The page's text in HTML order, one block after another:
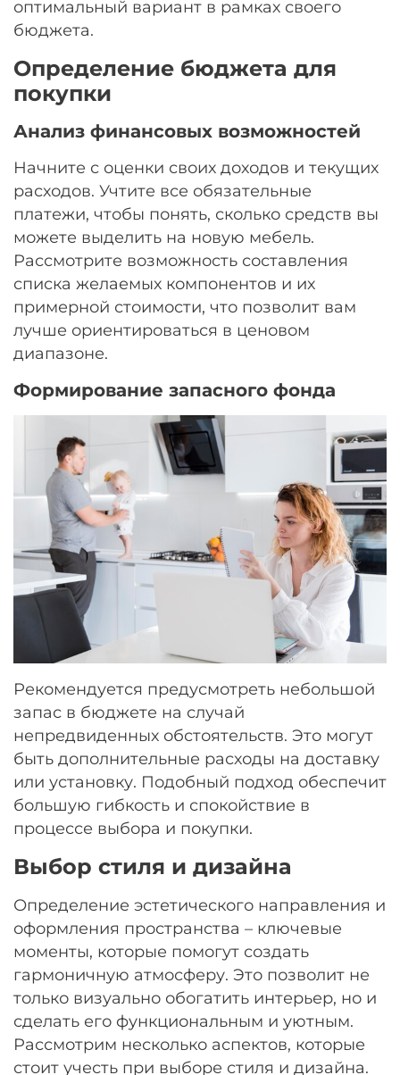
оптимальный вариант в рамках своего
бюджета.
Определение бюджета для
покупки
Анализ финансовых возможностей
Начните с оценки своих доходов и текущих
расходов. Учтите все обязательные
платежи, чтобы понять, сколько средств вы
можете выделить на новую мебель.
Рассмотрите возможность составления
списка желаемых компонентов и их
примерной стоимости, что позволит вам
лучше ориентироваться в ценовом
диапазоне.
Формирование запасного фонда
Рекомендуется предусмотреть небольшой
запас в бюджете на случай
непредвиденных обстоятельств. Это могут
быть дополнительные расходы на доставку
или установку. Подобный подход обеспечит
большую гибкость и спокойствие в
процессе выбора и покупки.
Выбор стиля и дизайна
Определение эстетического направления и
оформления пространства – ключевые
моменты, которые помогут создать
гармоничную атмосферу. Это позволит не
только визуально обогатить интерьер, но и
сделать его функциональным и уютным.
Рассмотрим несколько аспектов, которые
стоит учесть при выборе стиля и дизайна.